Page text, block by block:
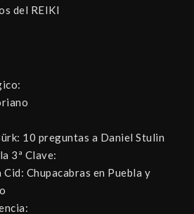
del REIKI
10 preguntas a Daniel Stulin
3ª Clave:
Cid: Chupacabras en Puebla y